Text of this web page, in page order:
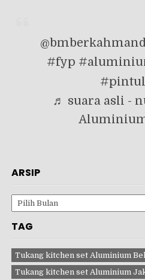
#fyp
♬ suara asli -
ARSIP
Arsip
TAG
Tukang kitchen set Aluminium
Tukang kitchen set Aluminium